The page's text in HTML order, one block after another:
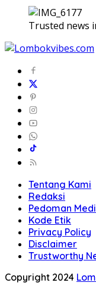
Trusted news
Tentang Kami
Redaksi
Pedoman
Kode Etik
Privacy Policy
Disclaimer
Trustworthy
Copyright 2024